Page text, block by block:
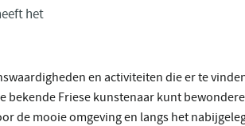
het
en activiteiten die er te
bekende Friese kunstenaar kunt
de mooie omgeving en langs het